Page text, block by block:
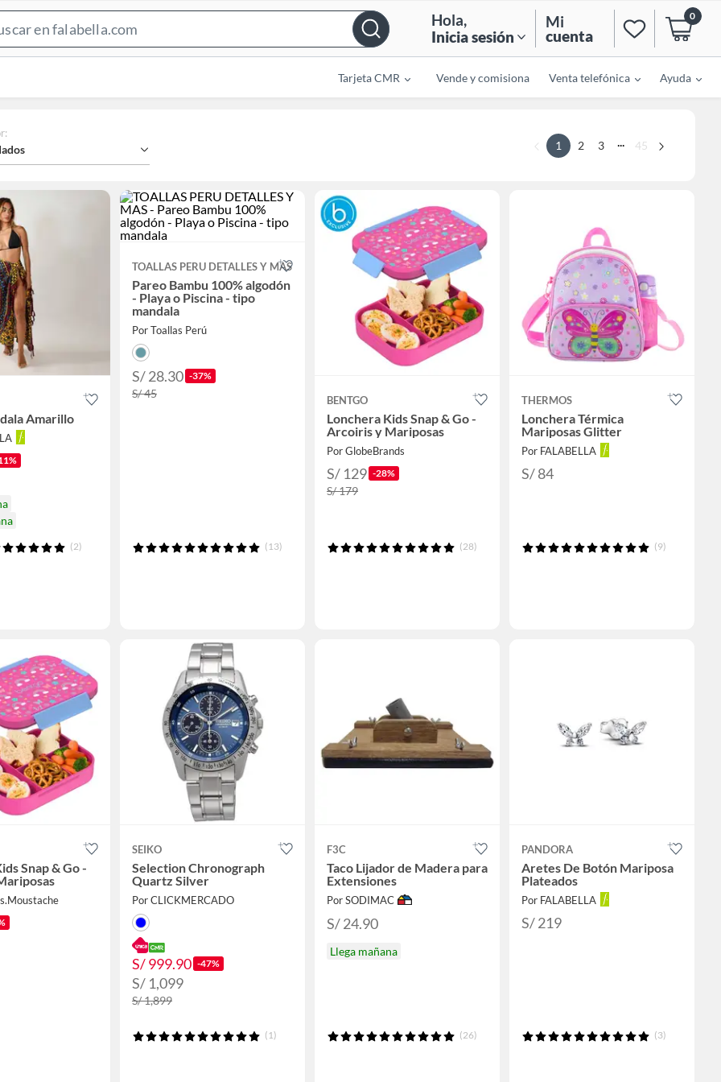
Bar
Hola,
Inicia sesión
Mi
cuenta
0
Tarjeta CMR Vende y comisiona Venta telefónica Ayuda
:
1 2 3 ... 45
Amarillo
(2)
TOALLAS PERU DETALLES Y MAS
Pareo Bambu 100% algodón
- Playa o Piscina - tipo
mandala
Por Toallas Perú
S/ 28.30 -37%
S/ 45
(13)
BENTGO
Lonchera Kids Snap & Go -
Arcoiris y Mariposas
Por GlobeBrands
S/ 129 -28%
S/ 179
(28)
THERMOS
Lonchera Térmica
Mariposas Glitter
Por FALABELLA
S/ 84
(9)
Snap & Go -
SEIKO
Selection Chronograph
Quartz Silver
Por CLICKMERCADO
S/ 999.90 -47%
S/ 1,099
S/ 1,899
(1)
F3C
Taco Lijador de Madera para
Extensiones
Por SODIMAC
S/ 24.90
Llega mañana
(26)
PANDORA
Aretes De Botón Mariposa
Plateados
Por FALABELLA
S/ 219
(3)